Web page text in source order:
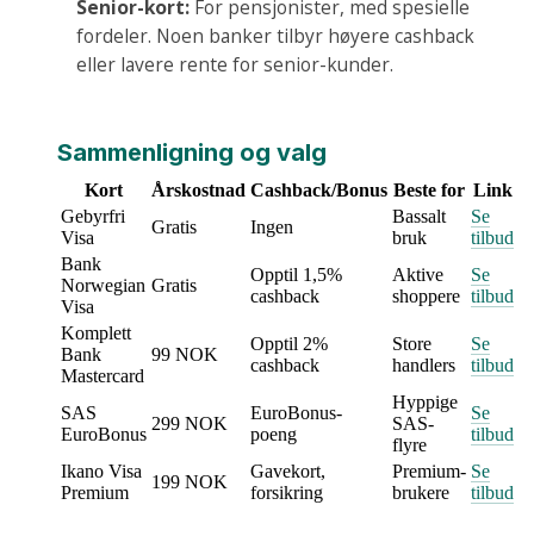
Senior-kort: For pensjonister, med spesielle
fordeler. Noen banker tilbyr høyere cashback
eller lavere rente for senior-kunder.
Sammenligning og valg
Kort Årskostnad Cashback/Bonus Beste for Link
Gebyrfri
Visa
Gratis Ingen
Bassalt
bruk
Se
tilbud
Bank
Norwegian
Visa
Gratis
Opptil 1,5%
cashback
Aktive
shoppere
Se
tilbud
Komplett
Bank
Mastercard
99 NOK
Opptil 2%
cashback
Store
handlers
Se
tilbud
SAS
EuroBonus
299 NOK
EuroBonus-
poeng
Hyppige
SAS-
flyre
Se
tilbud
Ikano Visa
Premium
199 NOK
Gavekort,
forsikring
Premium-
brukere
Se
tilbud